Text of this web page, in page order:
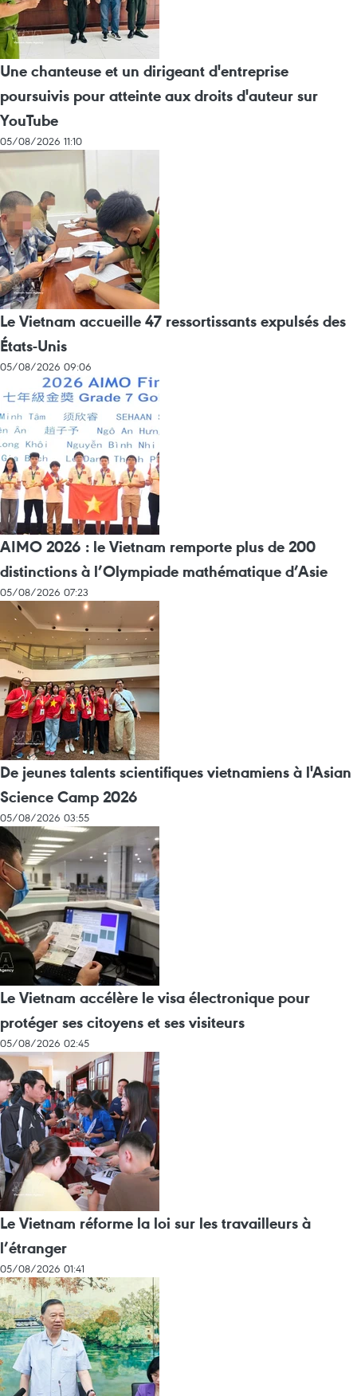
Une chanteuse et un dirigeant d'entreprise
poursuivis pour atteinte aux droits d'auteur sur
YouTube
05/08/2026 11:10
Le Vietnam accueille 47 ressortissants expulsés des
États-Unis
05/08/2026 09:06
AIMO 2026 : le Vietnam remporte plus de 200
distinctions à l’Olympiade mathématique d’Asie
05/08/2026 07:23
De jeunes talents scientifiques vietnamiens à l'Asian
Science Camp 2026
05/08/2026 03:55
Le Vietnam accélère le visa électronique pour
protéger ses citoyens et ses visiteurs
05/08/2026 02:45
Le Vietnam réforme la loi sur les travailleurs à
l’étranger
05/08/2026 01:41